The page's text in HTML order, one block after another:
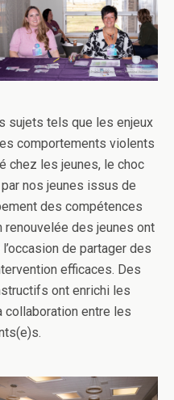
sujets tels que les enjeux
comportements violents
chez les jeunes, le choc
nos jeunes issus de
des compétences
des jeunes ont
de partager des
efficaces. Des
ont enrichi les
entre les